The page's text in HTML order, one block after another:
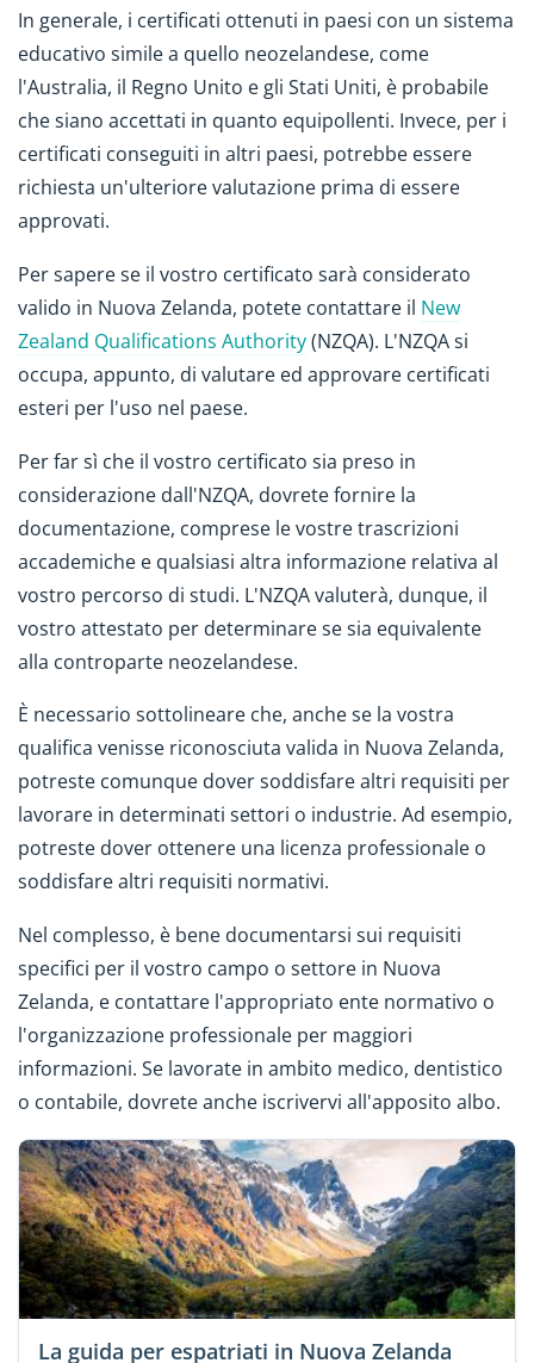
In generale, i certificati ottenuti in paesi con un sistema
educativo simile a quello neozelandese, come
l'Australia, il Regno Unito e gli Stati Uniti, è probabile
che siano accettati in quanto equipollenti. Invece, per i
certificati conseguiti in altri paesi, potrebbe essere
richiesta un'ulteriore valutazione prima di essere
approvati.
Per sapere se il vostro certificato sarà considerato
valido in Nuova Zelanda, potete contattare il New
Zealand Qualifications Authority(NZQA). L'NZQA si
occupa, appunto, di valutare ed approvare certificati
esteri per l'uso nel paese.
Per far sì che il vostro certificato sia preso in
considerazione dall'NZQA, dovrete fornire la
documentazione, comprese le vostre trascrizioni
accademiche e qualsiasi altra informazione relativa al
vostro percorso di studi. L'NZQA valuterà, dunque, il
vostro attestato per determinare se sia equivalente
alla controparte neozelandese.
È necessario sottolineare che, anche se la vostra
qualifica venisse riconosciuta valida in Nuova Zelanda,
potreste comunque dover soddisfare altri requisiti per
lavorare in determinati settori o industrie. Ad esempio,
potreste dover ottenere una licenza professionale o
soddisfare altri requisiti normativi.
Nel complesso, è bene documentarsi sui requisiti
specifici per il vostro campo o settore in Nuova
Zelanda, e contattare l'appropriato ente normativo o
l'organizzazione professionale per maggiori
informazioni. Se lavorate in ambito medico, dentistico
o contabile, dovrete anche iscrivervi all'apposito albo.
La guida per espatriati in Nuova Zelanda